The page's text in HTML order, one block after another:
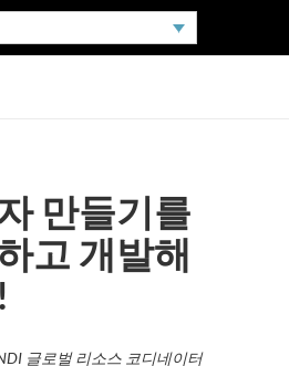
만들기를
고 개발해
글로벌 리소스 코디네이터